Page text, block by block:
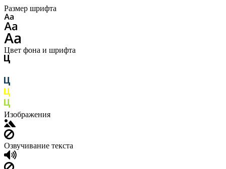
Размер шрифта
Цвет фона и шрифта
Изображения
Озвучивание текста